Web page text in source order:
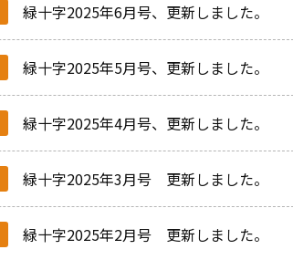
緑十字2025年6月号、更新しました。
緑十字2025年5月号、更新しました。
緑十字2025年4月号、更新しました。
緑十字2025年3月号 更新しました。
緑十字2025年2月号 更新しました。